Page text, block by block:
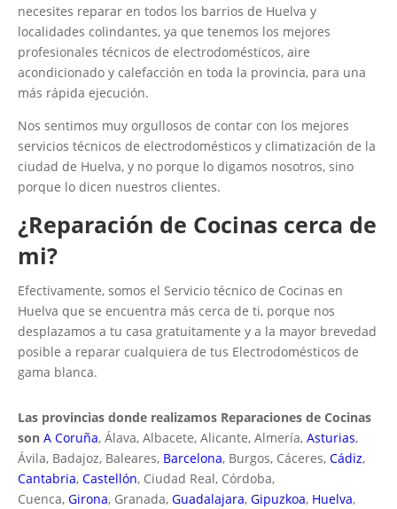
necesites reparar en todos los barrios de Huelva y
localidades colindantes, ya que tenemos los mejores
profesionales técnicos de electrodomésticos, aire
acondicionado y calefacción en toda la provincia, para una
más rápida ejecución.
Nos sentimos muy orgullosos de contar con los mejores
servicios técnicos de electrodomésticos y climatización de la
ciudad de Huelva, y no porque lo digamos nosotros, sino
porque lo dicen nuestros clientes.
¿Reparación de Cocinas cerca de
mi?
Efectivamente, somos el Servicio técnico de Cocinas en
Huelva que se encuentra más cerca de ti, porque nos
desplazamos a tu casa gratuitamente y a la mayor brevedad
posible a reparar cualquiera de tus Electrodomésticos de
gama blanca.
Las provincias donde realizamos Reparaciones de Cocinas
son A Coruña, Álava, Albacete, Alicante, Almería, Asturias,
Ávila, Badajoz, Baleares, Barcelona, Burgos, Cáceres, Cádiz,
Cantabria, Castellón, Ciudad Real, Córdoba,
Cuenca, Girona, Granada, Guadalajara, Gipuzkoa, Huelva,